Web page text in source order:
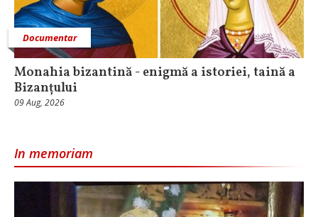
Documentar
Monahia bizantină - enigmă a istoriei, taină a
Bizanțului
09 Aug, 2026
In memoriam